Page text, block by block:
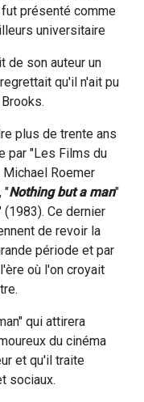
présenté comme
universitaire
de son auteur un
qu'il n'ait pu
plus de trente ans
par "Les Films du
Michael Roemer
"Nothing but a man"
Ce dernier
de revoir la
période et par
où l'on croyait
qui attirera
du cinéma
et qu'il traite
sociaux.